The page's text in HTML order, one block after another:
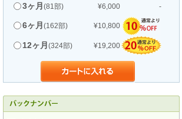
3ヶ月 (81部) ¥6,000 -
6ヶ月 (162部) ¥10,800
12ヶ月 (324部) ¥19,200